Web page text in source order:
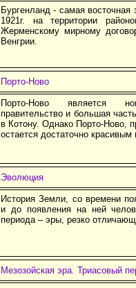
Бургенланд - самая
1921г. на территории
Жерменскому мирному
Венгрии.
Порто-Ново
Порто-Ново является
правительство и большая
в Котону. Однако Порто-Ново,
остается достаточно
Эволюция
История Земли, со времени
и до появления на ней
периода – эры, резко
Мезозойская эра. Триасовый